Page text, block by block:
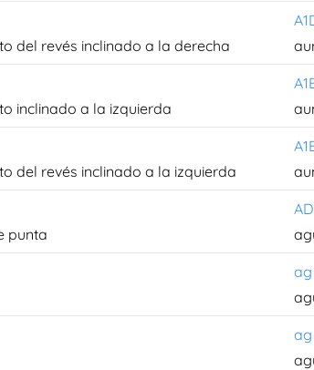
del revés inclinado a la derecha
inclinado a la izquierda
del revés inclinado a la izquierda
punta
ag
ag